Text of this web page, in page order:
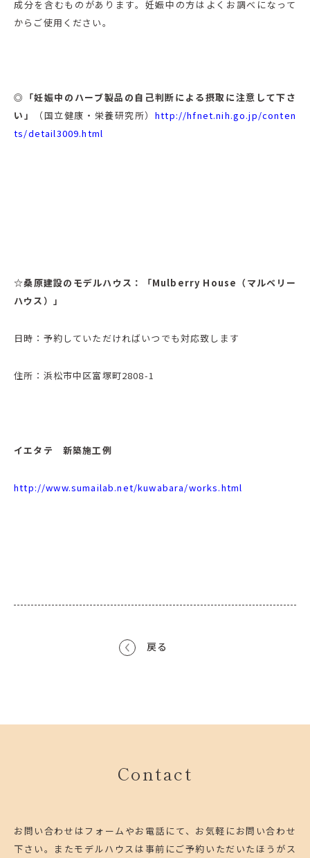
成分を含むものがあります。妊娠中の方はよくお調べになって
からご使用ください。
◎「妊娠中のハーブ製品の自己判断による摂取に注意して下さ
い」
（国立健康・栄養研究所）http://hfnet.nih.go.jp/conten
ts/detail3009.html
☆桑原建設のモデルハウス：「Mulberry House（マルベリー
ハウス）」
日時：予約していただければいつでも対応致します
住所：浜松市中区富塚町2808-1
イエタテ 新築施工例
http://www.sumailab.net/kuwabara/works.html
戻る
Contact
お問い合わせはフォームやお電話にて、お気軽にお問い合わせ
下さい。 またモデルハウスは事前にご予約いただいたほうがス